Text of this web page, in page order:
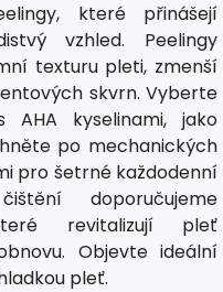
které přinášejí
vzhled. Peelingy
texturu pleti, zmenší
skvrn. Vyberte
kyselinami, jako
po mechanických
pro šetrné každodenní
doporučujeme
revitalizují pleť
Objevte ideální
pleť.